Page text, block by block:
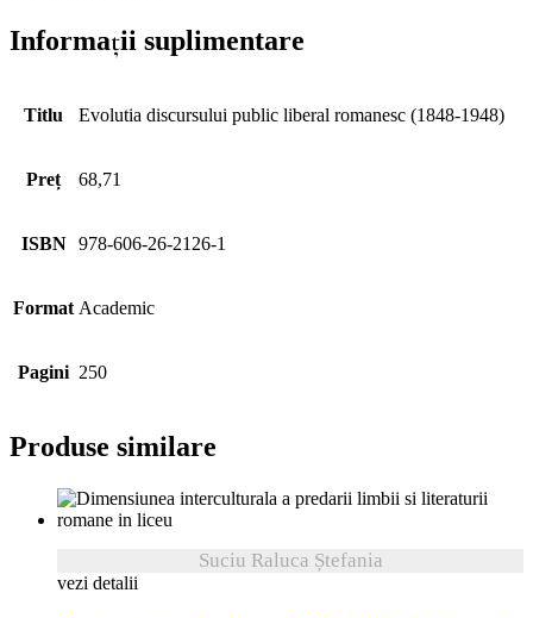
Informații suplimentare
Titlu Evolutia discursului public liberal romanesc (1848-1948)
Preț 68,71
ISBN 978-606-26-2126-1
Format Academic
Pagini 250
Produse similare
Suciu Raluca Ștefania
vezi detalii